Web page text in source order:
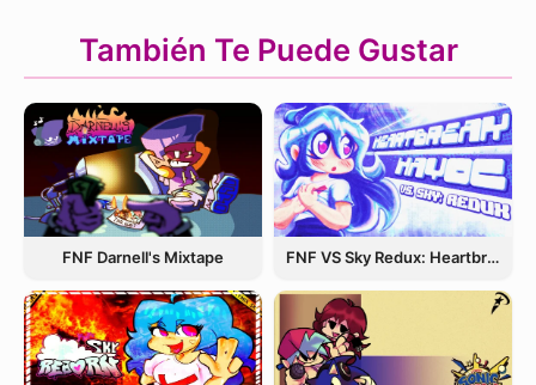
También Te Puede Gustar
FNF Darnell's Mixtape FNF VS Sky Redux: Heartbreak Havoc